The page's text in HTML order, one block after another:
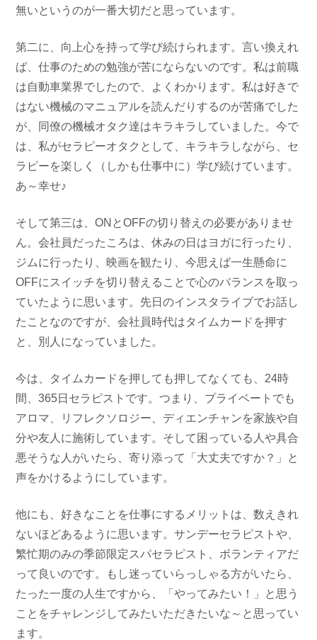
無いというのが一番大切だと思っています。
第二に、向上心を持って学び続けられます。言い換えれ
ば、仕事のための勉強が苦にならないのです。私は前職
は自動車業界でしたので、よくわかります。私は好きで
はない機械のマニュアルを読んだりするのが苦痛でした
が、同僚の機械オタク達はキラキラしていました。今で
は、私がセラピーオタクとして、キラキラしながら、セ
ラピーを楽しく（しかも仕事中に）学び続けています。
あ～幸せ♪
そして第三は、ONとOFFの切り替えの必要がありませ
ん。会社員だったころは、休みの日はヨガに行ったり、
ジムに行ったり、映画を観たり、今思えば一生懸命に
OFFにスイッチを切り替えることで心のバランスを取っ
ていたように思います。先日のインスタライブでお話し
たことなのですが、会社員時代はタイムカードを押す
と、別人になっていました。
今は、タイムカードを押しても押してなくても、24時
間、365日セラピストです。つまり、プライベートでも
アロマ、リフレクソロジー、ディエンチャンを家族や自
分や友人に施術しています。そして困っている人や具合
悪そうな人がいたら、寄り添って「大丈夫ですか？」と
声をかけるようにしています。
他にも、好きなことを仕事にするメリットは、数えきれ
ないほどあるように思います。サンデーセラピストや、
繁忙期のみの季節限定スパセラピスト、ボランティアだ
って良いのです。もし迷っていらっしゃる方がいたら、
たった一度の人生ですから、「やってみたい！」と思う
ことをチャレンジしてみたいただきたいな～と思ってい
ます。